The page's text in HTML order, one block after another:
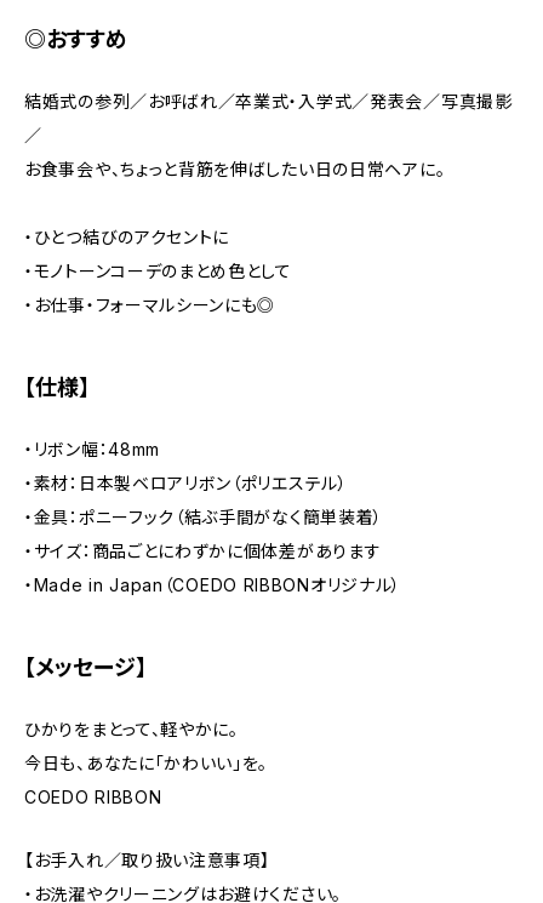
◎おすすめ
結婚式の参列／お呼ばれ／卒業式・入学式／発表会／写真撮影
／
お食事会や、ちょっと背筋を伸ばしたい日の日常ヘアに。
・ひとつ結びのアクセントに
・モノトーンコーデのまとめ色として
・お仕事・フォーマルシーンにも◎
【仕様】
・リボン幅：48mm
・素材：日本製ベロアリボン（ポリエステル）
・金具：ポニーフック（結ぶ手間がなく簡単装着）
・サイズ：商品ごとにわずかに個体差があります
・Made in Japan（COEDO RIBBONオリジナル）
【メッセージ】
ひかりをまとって、軽やかに。
今日も、あなたに「かわいい」を。
COEDO RIBBON
【お手入れ／取り扱い注意事項】
・お洗濯やクリーニングはお避けください。